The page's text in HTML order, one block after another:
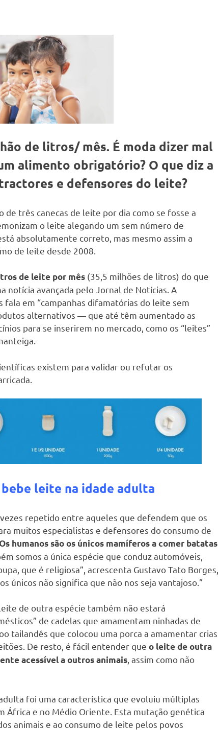
de litros/ mês. É moda dizer mal
alimento obrigatório? O que diz a
e defensores do leite?
três canecas de leite por dia como se fosse a
o leite alegando um sem número de
absolutamente correto, mas mesmo assim a
de leite desde 2008.
de leite por mês (35,5 milhões de litros) do que
notícia avançada pelo Jornal de Notícias. A
fala em “campanhas difamatórias do leite sem
alternativos — que até têm aumentado as
para se inserirem no mercado, como os “leites”
existem para validar ou refutar os
leite na idade adulta
repetido entre aqueles que defendem que os
muitos especialistas e defensores do consumo de
Os humanos são os únicos mamíferos a comer batatas
somos a única espécie que conduz automóveis,
que é religiosa”, acrescenta Gustavo Tato Borges,
únicos não significa que não nos seja vantajoso.”
de outra espécie também não estará
de cadelas que amamentam ninhadas de
tailandês que colocou uma porca a amamentar crias
De resto, é fácil entender que o leite de outra
acessível a outros animais, assim como não
foi uma característica que evoluiu múltiplas
África e no Médio Oriente. Esta mutação genética
animais e ao consumo de leite pelos povos